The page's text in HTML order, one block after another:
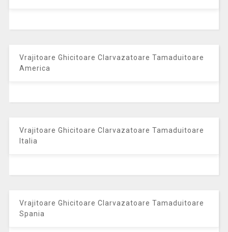
Vrajitoare Ghicitoare Clarvazatoare Tamaduitoare
America
Vrajitoare Ghicitoare Clarvazatoare Tamaduitoare
Italia
Vrajitoare Ghicitoare Clarvazatoare Tamaduitoare
Spania